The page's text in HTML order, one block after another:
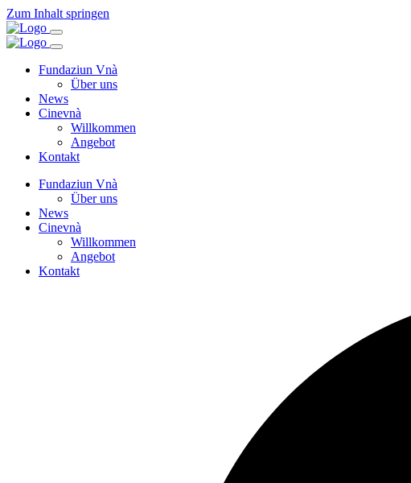
Zum Inhalt springen
Fundaziun Vnà
Über uns
News
Cinevnà
Willkommen
Angebot
Kontakt
Fundaziun Vnà
Über uns
News
Cinevnà
Willkommen
Angebot
Kontakt